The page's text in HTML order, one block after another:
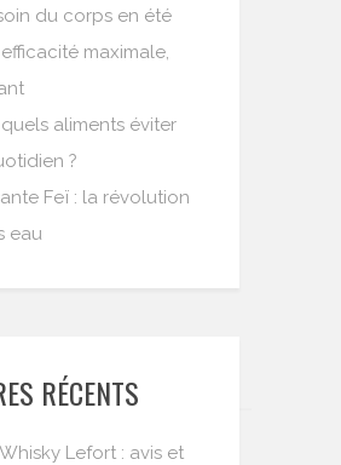
du corps en été
maximale,
aliments éviter
?
Feï : la révolution
eau
RÉCENTS
Whisky Lefort : avis et